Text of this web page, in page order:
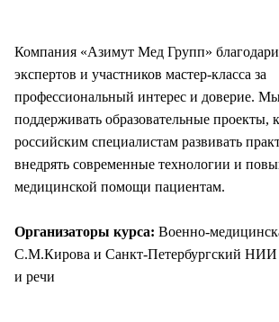
Компания «Азимут Мед Групп»
экспертов и участников мастер-класса за
профессиональный интерес и доверие.
поддерживать образовательные проекты,
российским специалистам развивать
внедрять современные технологии и
медицинской помощи пациентам.
Организаторы курса: Военно-
С.М.Кирова и Санкт-Петербургский НИИ
и речи